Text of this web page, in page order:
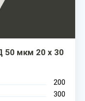
50 мкм 20 х 30
200
300